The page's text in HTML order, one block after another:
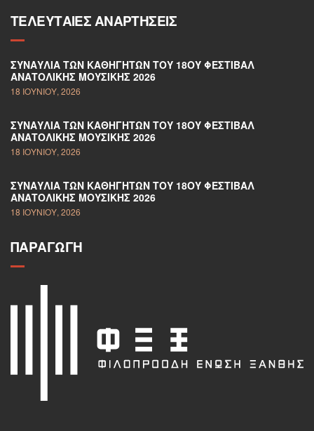
ΤΕΛΕΥΤΑΊΕΣ ΑΝΑΡΤΉΣΕΙΣ
ΣΥΝΑΥΛΊΑ ΤΩΝ ΚΑΘΗΓΗΤΏΝ ΤΟΥ 18ΟΥ ΦΕΣΤΙΒΆΛ
ΑΝΑΤΟΛΙΚΉΣ ΜΟΥΣΙΚΉΣ 2026
18 ΙΟΥΝΊΟΥ, 2026
ΣΥΝΑΥΛΊΑ ΤΩΝ ΚΑΘΗΓΗΤΏΝ ΤΟΥ 18ΟΥ ΦΕΣΤΙΒΆΛ
ΑΝΑΤΟΛΙΚΉΣ ΜΟΥΣΙΚΉΣ 2026
18 ΙΟΥΝΊΟΥ, 2026
ΣΥΝΑΥΛΊΑ ΤΩΝ ΚΑΘΗΓΗΤΏΝ ΤΟΥ 18ΟΥ ΦΕΣΤΙΒΆΛ
ΑΝΑΤΟΛΙΚΉΣ ΜΟΥΣΙΚΉΣ 2026
18 ΙΟΥΝΊΟΥ, 2026
ΠΑΡΑΓΩΓΉ